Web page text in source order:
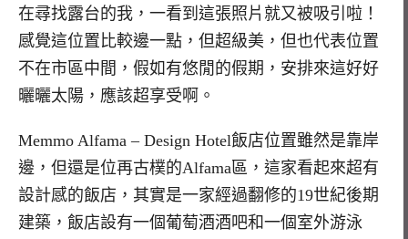
在尋找露台的我，一看到這張照片就又被吸引啦！
感覺這位置比較邊一點，但超級美，但也代表位置
不在市區中間，假如有悠閒的假期，安排來這好好
曬曬太陽，應該超享受啊。
Memmo Alfama – Design Hotel飯店位置雖然是靠岸
邊，但還是位再古樸的Alfama區，這家看起來超有
設計感的飯店，其實是一家經過翻修的19世紀後期
建築，飯店設有一個葡萄酒酒吧和一個室外游泳